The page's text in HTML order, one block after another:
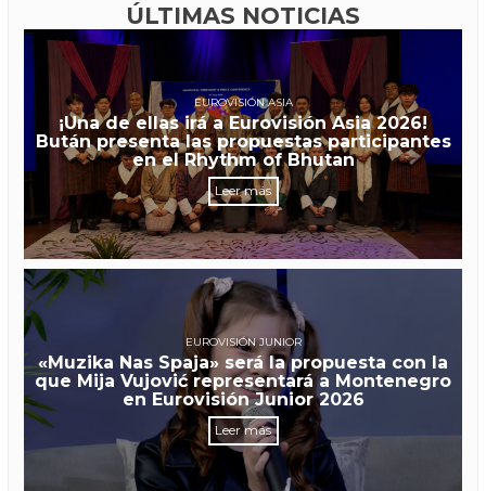
ÚLTIMAS NOTICIAS
EUROVISIÓN ASIA
¡Una de ellas irá a Eurovisión Asia 2026!
Bután presenta las propuestas participantes
en el Rhythm of Bhutan
Leer más
EUROVISIÓN JUNIOR
«Muzika Nas Spaja» será la propuesta con la
que Mija Vujović representará a Montenegro
en Eurovisión Junior 2026
Leer más